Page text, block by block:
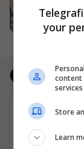
Jobs Real
your
content
Store
Learn